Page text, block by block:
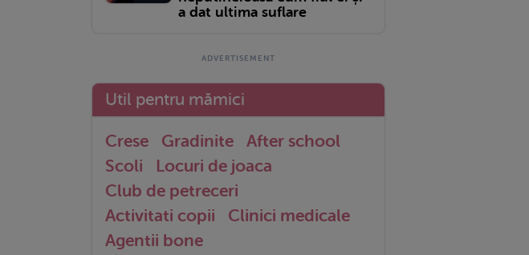
a dat ultima suflare
Util pentru mămici
Crese Gradinite
After school
Scoli
Locuri de joaca
Club de petreceri
Activitati copii
Clinici medicale
Agentii bone